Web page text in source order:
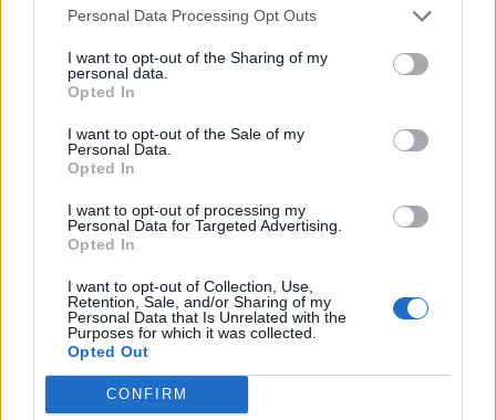
Personal Data Processing Opt Outs
I want to opt-out of the Sharing of my
personal data.
Opted In
I want to opt-out of the Sale of my
Personal Data.
Opted In
I want to opt-out of processing my
Personal Data for Targeted Advertising.
Opted In
I want to opt-out of Collection, Use,
Retention, Sale, and/or Sharing of my
Personal Data that Is Unrelated with the
Purposes for which it was collected.
Opted Out
CONFIRM
In caso di passaggio in semifinale le Zebre
Connacht, il Benetton la vincente di Ulster-
Stade Rochelais.